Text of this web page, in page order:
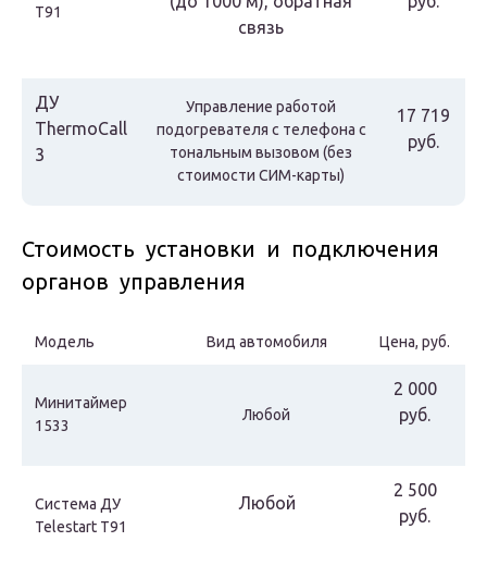
T91
связь
ДУ
ThermoCall
3
Управление работой
подогревателя с телефона с
тональным вызовом (без
стоимости СИМ-карты)
17 719
руб.
Стоимость установки и подключения
органов управления
Модель Вид автомобиля Цена, руб.
Минитаймер
1533
Любой
2 000
руб.
Система ДУ
Telestart T91
Любой
2 500
руб.